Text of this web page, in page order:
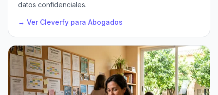
datos confidenciales.
→ Ver Cleverfy para Abogados